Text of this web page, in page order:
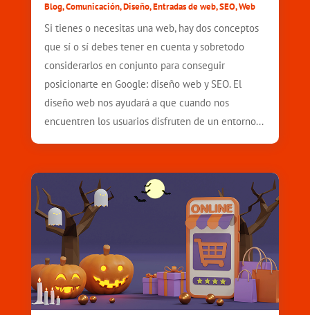
Blog,Comunicación,Diseño,Entradas de web,SEO,Web
Si tienes o necesitas una web, hay dos conceptos
que sí o sí debes tener en cuenta y sobretodo
considerarlos en conjunto para conseguir
posicionarte en Google: diseño web y SEO. El
diseño web nos ayudará a que cuando nos
encuentren los usuarios disfruten de un entorno...